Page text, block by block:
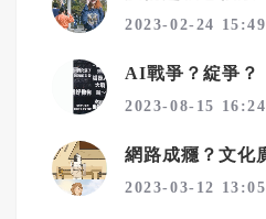
2023-02-24 15:49
2023-08-15 16:24
2023-03-12 13:05